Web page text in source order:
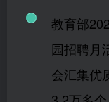
教育部
园招聘月
会汇集优